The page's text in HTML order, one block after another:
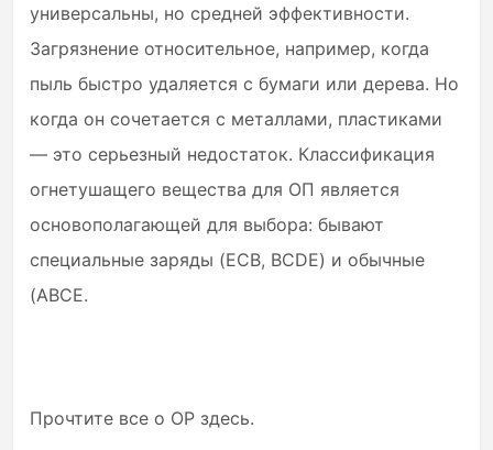
универсальны, но средней эффективности.
Загрязнение относительное, например, когда
пыль быстро удаляется с бумаги или дерева. Но
когда он сочетается с металлами, пластиками
— это серьезный недостаток. Классификация
огнетушащего вещества для ОП является
основополагающей для выбора: бывают
специальные заряды (ECB, BCDE) и обычные
(ABCE.
Прочтите все о OP здесь.